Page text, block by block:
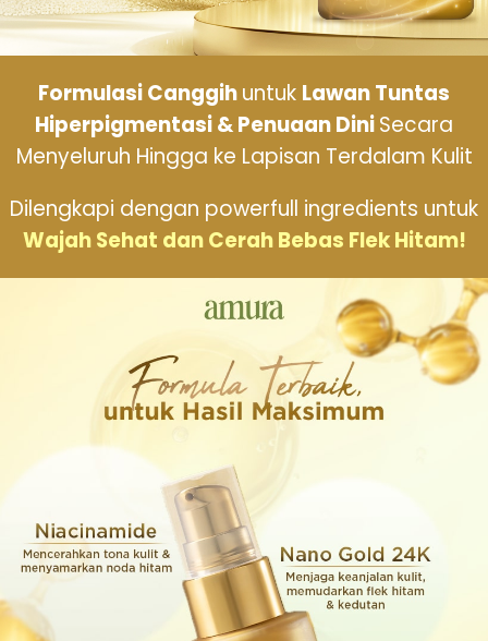
Formulasi Canggihuntuk Lawan Tuntas
Hiperpigmentasi & Penuaan DiniSecara
Menyeluruh Hingga ke Lapisan Terdalam Kulit
Dilengkapi dengan powerfull ingredients untuk
Wajah Sehat dan Cerah Bebas Flek Hitam!